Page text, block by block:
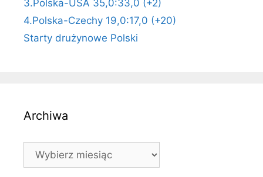
3.Polska-USA 35,0:33,0 (+2)
4.Polska-Czechy 19,0:17,0 (+20)
Starty drużynowe Polski
Archiwa
Archiwa